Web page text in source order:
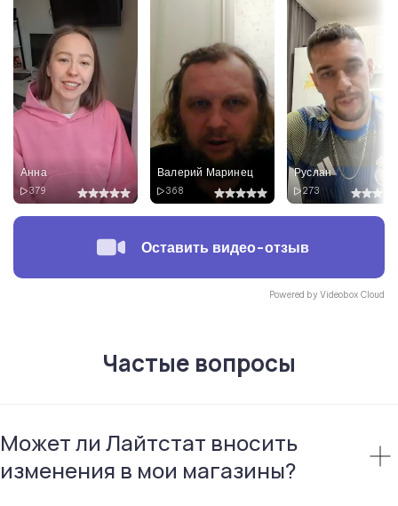
Анна
379
Валерий Маринец
368
Руслан
273
Оставить видео-отзыв
Powered by Videobox Cloud
Частые вопросы
Может ли Лайтстат вносить
изменения в мои магазины?